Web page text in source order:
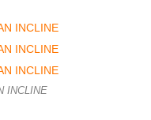
INCLINE